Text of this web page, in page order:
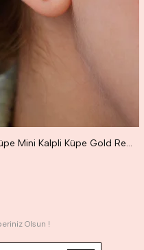
Taşlı Minicik Küpe Mini Kalpli Küpe Gold Renk
Olsun !